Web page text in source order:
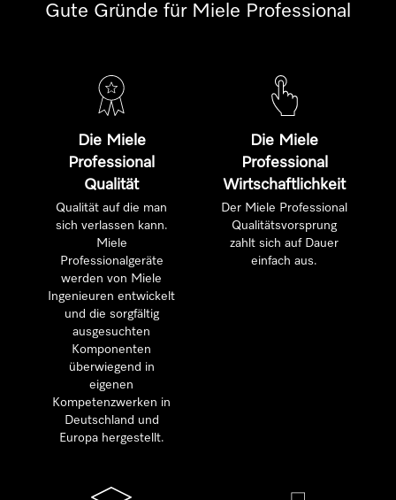
Gute Gründe für Miele Professional
Die Miele
Professional
Qualität
Qualität auf die man
sich verlassen kann.
Miele
Professionalgeräte
werden von Miele
Ingenieuren entwickelt
und die sorgfältig
ausgesuchten
Komponenten
überwiegend in
eigenen
Kompetenzwerken in
Deutschland und
Europa hergestellt.
Die Miele
Professional
Wirtschaftlichkeit
Der Miele Professional
Qualitätsvorsprung
zahlt sich auf Dauer
einfach aus.